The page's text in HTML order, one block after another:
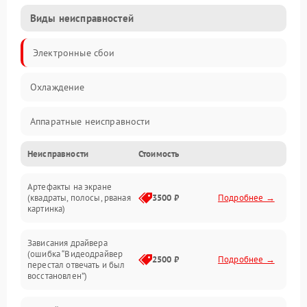
Виды неисправностей
Электронные сбои
Охлаждение
Аппаратные неисправности
Перегрев и термопроблемы
Видео
Интерфейсные и коммуникационные проблемы
Неисправности Стоимость
Артефакты на экране
(квадраты, полосы, рваная
картинка)
3500 ₽ Подробнее →
Зависания драйвера
(ошибка “Видеодрайвер
перестал отвечать и был
восстановлен”)
2500 ₽ Подробнее →